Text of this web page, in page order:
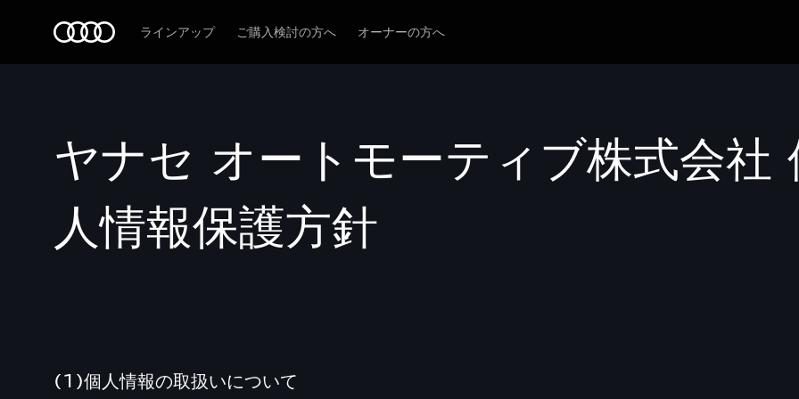
ラインアップ ご購入検討の方へ オーナーの方へ
ヤナセ オートモーティブ株式会社
人情報保護方針
(1)個人情報の取扱いについて